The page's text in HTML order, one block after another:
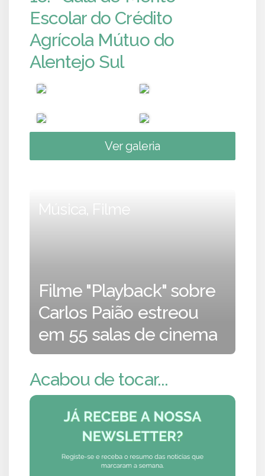
Escolar do Crédito
Agrícola Mútuo do
Alentejo Sul
Ver galeria
Música, Filme
Filme "Playback" sobre
Carlos Paião estreou
em 55 salas de cinema
Acabou de tocar...